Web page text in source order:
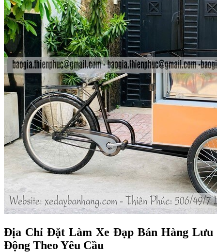
Địa Chỉ Đặt Làm Xe Đạp Bán Hàng Lưu
Động Theo Yêu Cầu